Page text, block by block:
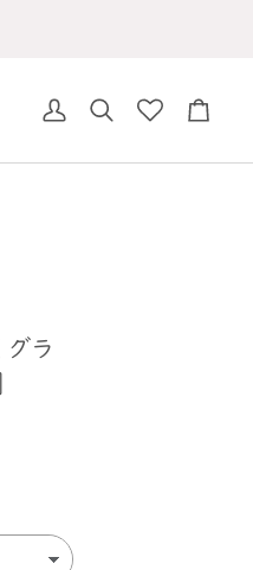
ア
検
カ
ラ